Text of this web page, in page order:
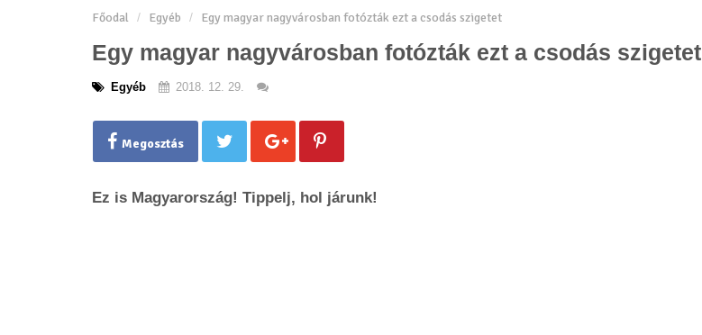
Főodal Egyéb Egy magyar nagyvárosban fotózták ezt a csodás szigetet
Egy magyar nagyvárosban fotózták ezt a csodás szigetet
Egyéb 2018. 12. 29.
Megosztás
Ez is Magyarország! Tippelj, hol járunk!